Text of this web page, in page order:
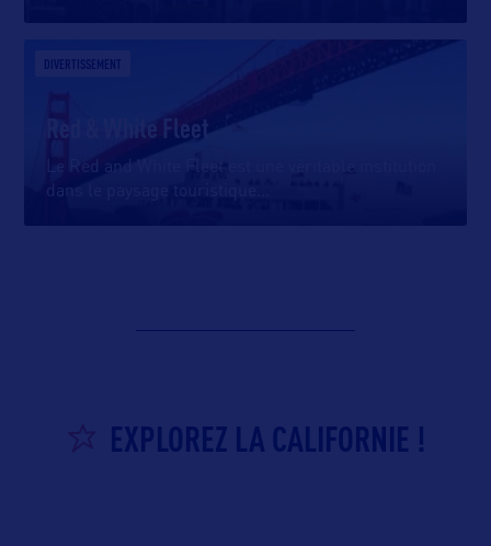
DIVERTISSEMENT
Red & White Fleet
Le Red and White Fleet est une véritable institution
dans le paysage touristique
EXPLOREZ LA CALIFORNIE !